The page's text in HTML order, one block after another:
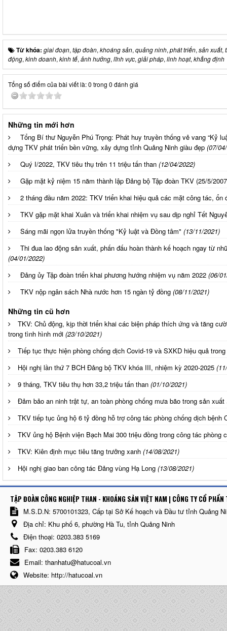
Từ khóa: giai đoạn, tập đoàn, khoáng sản, quảng ninh, phát triển, sản xuất,
động, kinh doanh, kinh tế, ảnh hưởng, lĩnh vực, giải pháp, linh hoạt, khẳng định
Tổng số điểm của bài viết là: 0 trong 0 đánh giá
Những tin mới hơn
Tổng Bí thư Nguyễn Phú Trọng: Phát huy truyền thống vẻ vang “Kỷ
dựng TKV phát triển bền vững, xây dựng tỉnh Quảng Ninh giàu đẹp (07/
Quý I/2022, TKV tiêu thụ trên 11 triệu tấn than (12/04/2022)
Gặp mặt kỷ niệm 15 năm thành lập Đảng bộ Tập đoàn TKV (25/5/
2 tháng đầu năm 2022: TKV triển khai hiệu quả các mặt công tác, ổn
TKV gặp mặt khai Xuân và triển khai nhiệm vụ sau dịp nghỉ Tết
Sáng mãi ngọn lửa truyền thống "Kỷ luật và Đồng tâm" (13/11/2021)
Thi đua lao động sản xuất, phấn đấu hoàn thành kế hoạch ngay từ
(04/01/2022)
Đảng ủy Tập đoàn triển khai phương hướng nhiệm vụ năm 2022 (06/
TKV nộp ngân sách Nhà nước hơn 15 ngàn tỷ đồng (08/11/2021)
Những tin cũ hơn
TKV: Chủ động, kịp thời triển khai các biện pháp thích ứng và tăng
trong tình hình mới (23/10/2021)
Tiếp tục thực hiện phòng chống dịch Covid-19 và SXKD hiệu quả
Hội nghị lần thứ 7 BCH Đảng bộ TKV khóa III, nhiệm kỳ 2020-2025
9 tháng, TKV tiêu thụ hơn 33,2 triệu tấn than (01/10/2021)
Đảm bảo an ninh trật tự, an toàn phòng chống mưa bão trong sản xuất
TKV tiếp tục ủng hộ 6 tỷ đồng hỗ trợ công tác phòng chống dịch bệnh
TKV ủng hộ Bệnh viện Bạch Mai 300 triệu đồng trong công tác phòng
TKV: Kiên định mục tiêu tăng trưởng xanh (14/08/2021)
Hội nghị giao ban công tác Đảng vùng Hạ Long (13/08/2021)
TẬP ĐOÀN CÔNG NGHIỆP THAN - KHOÁNG SẢN VIỆT NAM | CÔNG TY CỔ
M.S.D.N: 5700101323, Cấp tại Sở Kế hoạch và Đầu tư tỉnh Quảng
Địa chỉ: Khu phố 6, phường Hà Tu, tỉnh Quảng Ninh
Điện thoại: 0203.383 5169
Fax: 0203.383 6120
Email: thanhatu@hatucoal.vn
Website: http://hatucoal.vn